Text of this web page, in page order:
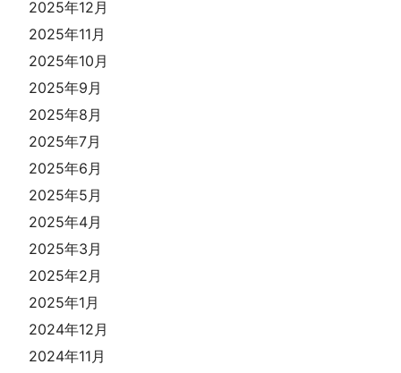
2025年12月
2025年11月
2025年10月
2025年9月
2025年8月
2025年7月
2025年6月
2025年5月
2025年4月
2025年3月
2025年2月
2025年1月
2024年12月
2024年11月